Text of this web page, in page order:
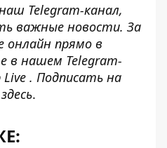
Telegram-канал,
важные новости. За
онлайн прямо в
в нашем Telegram-
. Подписать на
здесь.